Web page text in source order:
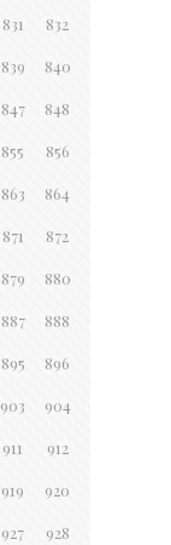
831 832
839 840
847 848
855 856
863 864
871 872
879 880
887 888
895 896
903 904
911 912
919 920
927 928